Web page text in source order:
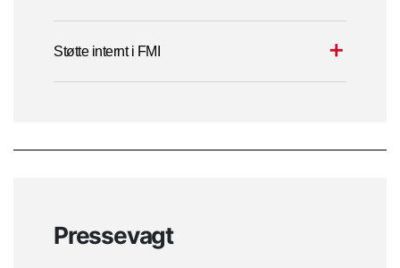
Støtte internt i FMI
Pressevagt